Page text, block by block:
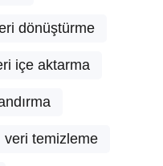
dönüştürme
içe aktarma
veri temizleme